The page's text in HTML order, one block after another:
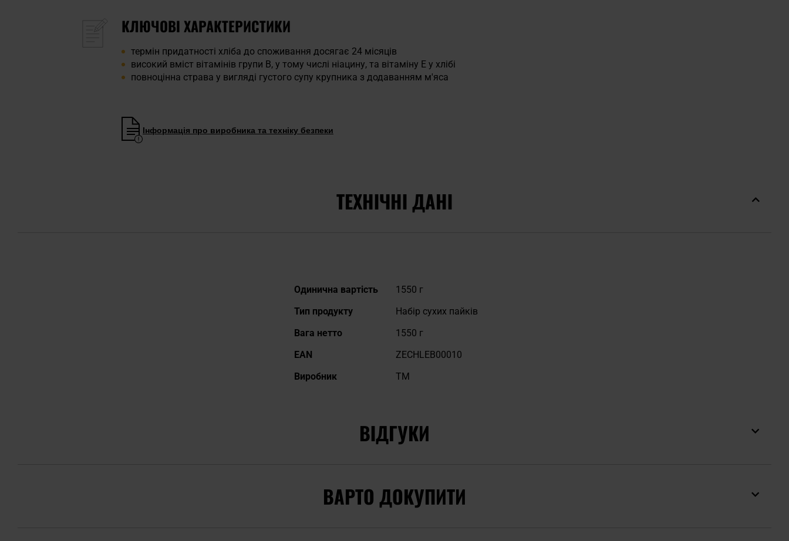
КЛЮЧОВІ ХАРАКТЕРИСТИКИ
термін придатності хліба до споживання досягає 24 місяців
високий вміст вітамінів групи В, у тому числі ніацину, та вітаміну Е у хлібі
повноцінна страва у вигляді густого супу крупника з додаванням м'яса
Інформація про виробника та техніку безпеки
ТЕХНІЧНІ ДАНІ
Докладніше
Одинична вартість
1550 г
Тип продукту
Набір сухих пайків
Вага нетто
1550 г
EAN
ZECHLEB00010
Виробник
TM
ВІДГУКИ
ВАРТО ДОКУПИТИ